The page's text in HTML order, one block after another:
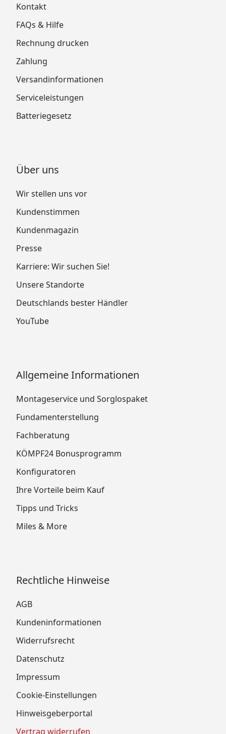
Kontakt
FAQs & Hilfe
Rechnung drucken
Zahlung
Versandinformationen
Serviceleistungen
Batteriegesetz
Über uns
Wir stellen uns vor
Kundenstimmen
Kundenmagazin
Presse
Karriere: Wir suchen Sie!
Unsere Standorte
Deutschlands bester Händler
YouTube
Allgemeine Informationen
Montageservice und Sorglospaket
Fundamenterstellung
Fachberatung
KÖMPF24 Bonusprogramm
Konfiguratoren
Ihre Vorteile beim Kauf
Tipps und Tricks
Miles & More
Rechtliche Hinweise
AGB
Kundeninformationen
Widerrufsrecht
Datenschutz
Impressum
Cookie-Einstellungen
Hinweisgeberportal
Vertrag widerrufen